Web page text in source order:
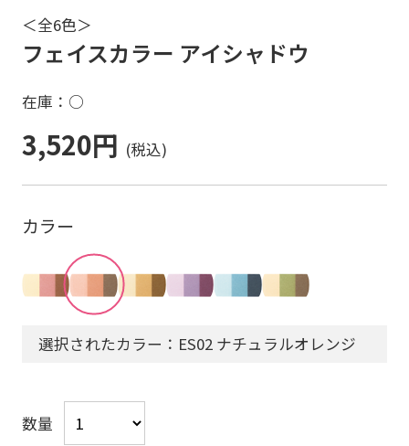
＜全6色＞
フェイスカラー アイシャドウ
在庫：○
3,520円
カラー
選択されたカラー：ES02 ナチュラルオレンジ
数量